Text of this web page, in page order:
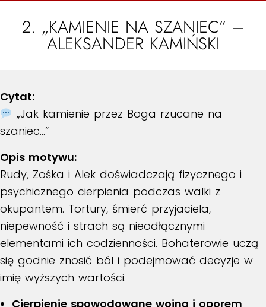
2. „KAMIENIE NA SZANIEC” –
ALEKSANDER KAMIŃSKI
Cytat:
„Jak kamienie przez Boga rzucane na
szaniec…”
Opis motywu:
Rudy, Zośka i Alek doświadczają fizycznego i
psychicznego cierpienia podczas walki z
okupantem. Tortury, śmierć przyjaciela,
niepewność i strach są nieodłącznymi
elementami ich codzienności. Bohaterowie uczą
się godnie znosić ból i podejmować decyzje w
imię wyższych wartości.
Cierpienie spowodowane wojną i oporem